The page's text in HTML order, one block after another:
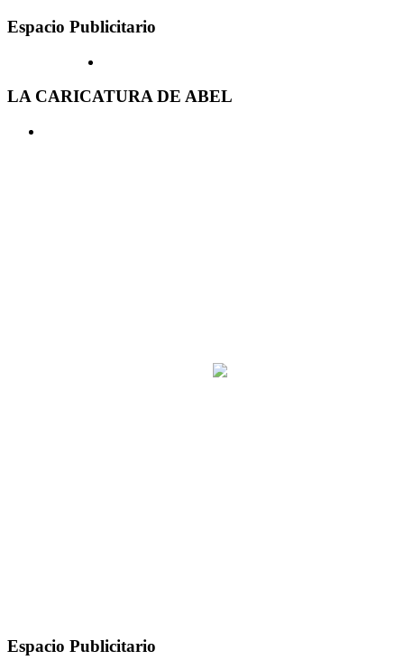
Espacio Publicitario
LA CARICATURA DE ABEL
Espacio Publicitario